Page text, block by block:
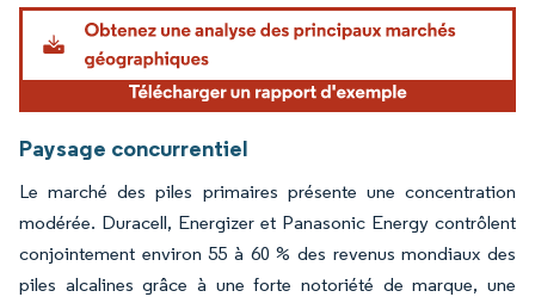
Image © Mordor Intelligence. La réutilisation nécessite une attribution sous CC BY
Paysage concurrentiel
Le marché des piles primaires présente une concentration
modérée. Duracell, Energizer et Panasonic Energy contrôlent
conjointement environ 55 à 60 % des revenus mondiaux des
piles alcalines grâce à une forte notoriété de marque, une